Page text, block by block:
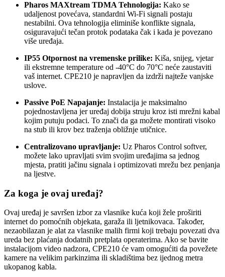
Pharos MAXtream TDMA Tehnologija: Kako se
udaljenost povećava, standardni Wi-Fi signali postaju
nestabilni. Ova tehnologija eliminiše konflikte signala,
osiguravajući tečan protok podataka čak i kada je povezano
više uređaja.
IP55 Otpornost na vremenske prilike: Kiša, snijeg, vjetar
ili ekstremne temperature od -40°C do 70°C neće zaustaviti
vaš internet. CPE210 je napravljen da izdrži najteže vanjske
uslove.
Passive PoE Napajanje: Instalacija je maksimalno
pojednostavljena jer uređaj dobija struju kroz isti mrežni kabal
kojim putuju podaci. To znači da ga možete montirati visoko
na stub ili krov bez traženja obližnje utičnice.
Centralizovano upravljanje: Uz Pharos Control softver,
možete lako upravljati svim svojim uređajima sa jednog
mjesta, pratiti jačinu signala i optimizovati mrežu bez penjanja
na ljestve.
Za koga je ovaj uređaj?
Ovaj uređaj je savršen izbor za vlasnike kuća koji žele proširiti
internet do pomoćnih objekata, garaža ili ljetnikovaca. Također,
nezaobilazan je alat za vlasnike malih firmi koji trebaju povezati dva
ureda bez plaćanja dodatnih pretplata operaterima. Ako se bavite
instalacijom video nadzora, CPE210 će vam omogućiti da povežete
kamere na velikim parkinzima ili skladištima bez ijednog metra
ukopanog kabla.